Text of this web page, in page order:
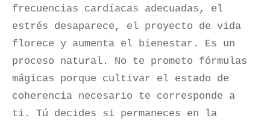
frecuencias cardíacas adecuadas, el
estrés desaparece, el proyecto de vida
florece y aumenta el bienestar. Es un
proceso natural. No te prometo fórmulas
mágicas porque cultivar el estado de
coherencia necesario te corresponde a
ti. Tú decides si permaneces en la